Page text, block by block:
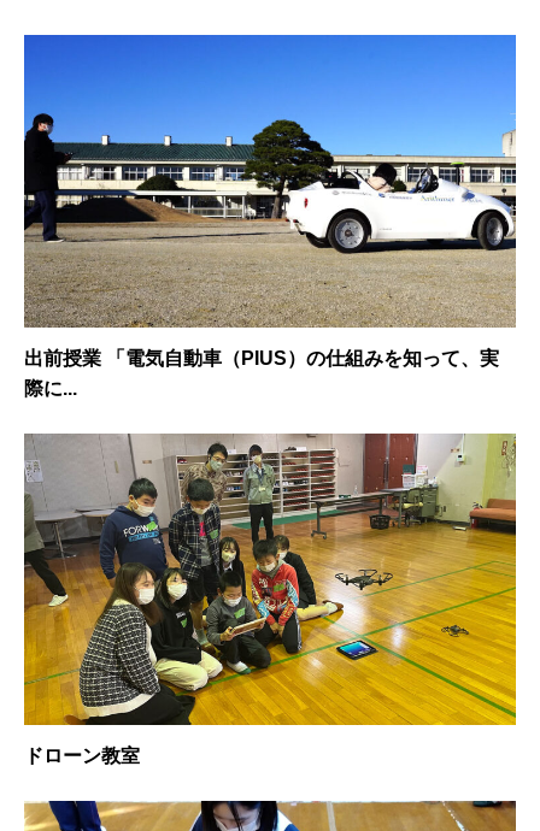
出前授業 「電気自動車（PIUS）の仕組みを知って、実
際に...
ドローン教室